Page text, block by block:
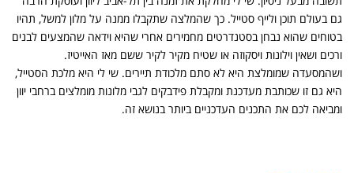
גם בעולם תוכן ולייף סטייל. כך שהמלצה שתקבלו ממנה על מלון למשל, תהיו
בטוחים שהוא נבחן בסטנדרטים מחמירים אחרי שהיא וידאה שהמצעים לבנים
ורכים ושאין וילונות ויסקוזה או שטיח מקיר לקיר ששם מאז האייטיז.
ושהמסעדה שמומלצת היא לא סתם מלכודת תיירים. שי לי היא מלכת הסטייל,
היא גם זו שכותבת מעדכנת ומקבלת פידבקים לגבי מלונות מומלצים ברחבי יוון
ומביאה לכם את התכנים העדכניים ביותר בנושא זה.